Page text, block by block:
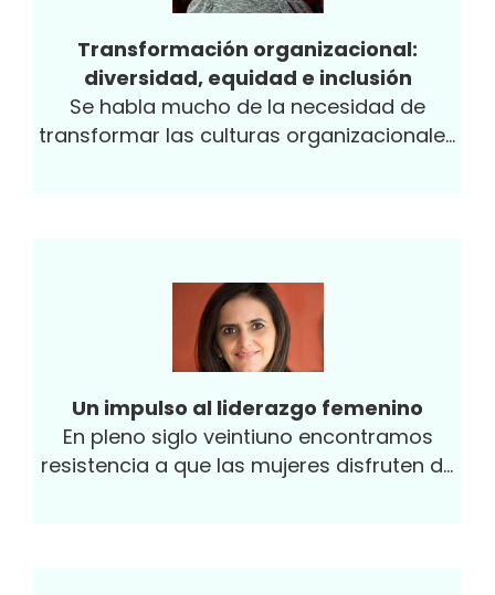
Transformación organizacional:
diversidad, equidad e inclusión
Se habla mucho de la necesidad de
transformar las culturas organizacionales
mayor productividad, competitividad y,
por lo tanto, réditos financieros en las
empresas.
Un impulso al liderazgo femenino
En pleno siglo veintiuno encontramos
resistencia a que las mujeres disfruten de